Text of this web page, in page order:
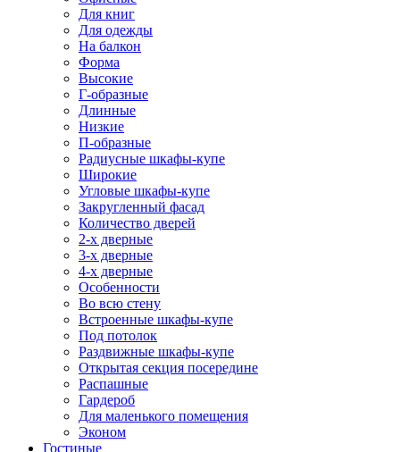
Для книг
Для одежды
На балкон
Форма
Высокие
Г-образные
Длинные
Низкие
П-образные
Радиусные шкафы-купе
Широкие
Угловые шкафы-купе
Закругленный фасад
Количество дверей
2-х дверные
3-х дверные
4-х дверные
Особенности
Во всю стену
Встроенные шкафы-купе
Под потолок
Раздвижные шкафы-купе
Открытая секция посередине
Распашные
Гардероб
Для маленького помещения
Эконом
Гостиные